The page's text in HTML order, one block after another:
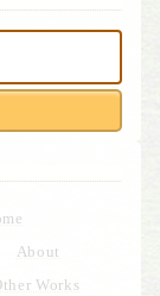
About
Works